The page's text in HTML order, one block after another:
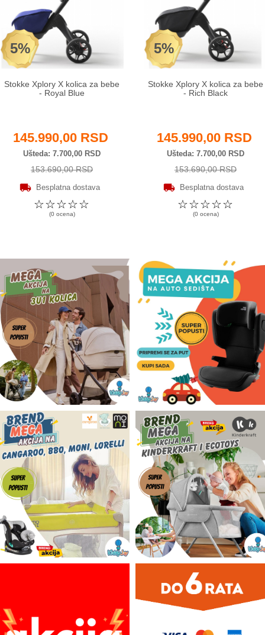
5%
Stokke Xplory X kolica za bebe
- Royal Blue
145.990,00 RSD
Ušteda 7.700,00 RSD
153.690,00 RSD
Besplatna dostava
☆
☆
☆
☆
☆
(0 ocena)
5%
Stokke Xplory X kolica za bebe
- Rich Black
145.990,00 RSD
Ušteda 7.700,00 RSD
153.690,00 RSD
Besplatna dostava
☆
☆
☆
☆
☆
(0 ocena)